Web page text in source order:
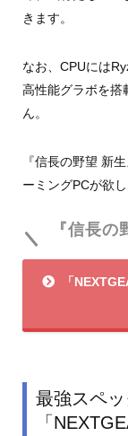
きます。
なお、CPUには
高性能グラボを搭
ん。
『信長の野望 新
ーミングPCが欲
『信長
「
最強スペ
「